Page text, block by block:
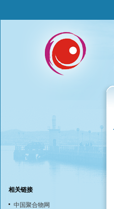
相关链接
中国聚合物网